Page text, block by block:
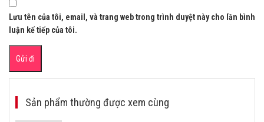
Lưu tên của tôi, email, và trang web trong trình duyệt này cho lần bình
luận kế tiếp của tôi.
Sản phẩm thường được xem cùng